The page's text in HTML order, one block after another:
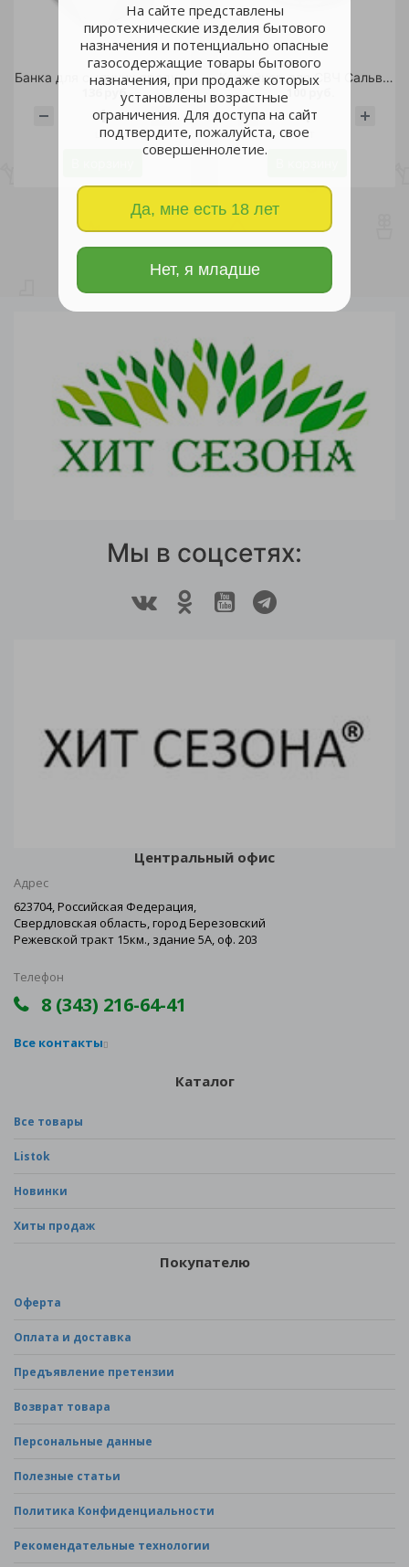
На сайте представлены
пиротехнические изделия бытового
назначения и потенциально опасные
газосодержащие товары бытового
назначения, при продаже которых
установлены возрастные
ограничения. Для доступа на сайт
подтвердите, пожалуйста, свое
совершеннолетие.
Да, мне есть 18 лет
Нет, я младше
Банка для сыпучих продуктов Тондо 1,2л с завинчивающейся крышкой светло-голубая
136 руб.
шт
Контейнер для СВЧ Сальваре 0,5л мокко /
100 руб.
шт
Мы в соцсетях:
Центральный офис
Адрес
623704, Российская Федерация,
Свердловская область, город Березовский
Режевской тракт 15км., здание 5А, оф. 203
Телефон
8 (343) 216-64-41
Все контакты
Каталог
Все товары
Listok
Новинки
Хиты продаж
Покупателю
Оферта
Оплата и доставка
Предъявление претензии
Возврат товара
Персональные данные
Полезные статьи
Политика Конфиденциальности
Рекомендательные технологии